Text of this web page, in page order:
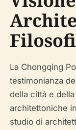
La Chongqing
testimonianza
della città e
architettoniche
studio di